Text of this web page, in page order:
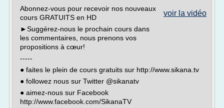
voir la vidéo
Abonnez-vous pour recevoir nos nouveaux
cours GRATUITS en HD
►Suggérez-nous le prochain cours dans
les commentaires, nous prenons vos
propositions à cœur!
-----
● faites le plein de cours gratuits sur http://www.sikana.tv
● followez nous sur Twitter @sikanatv
● aimez-nous sur Facebook
http://www.facebook.com/SikanaTV